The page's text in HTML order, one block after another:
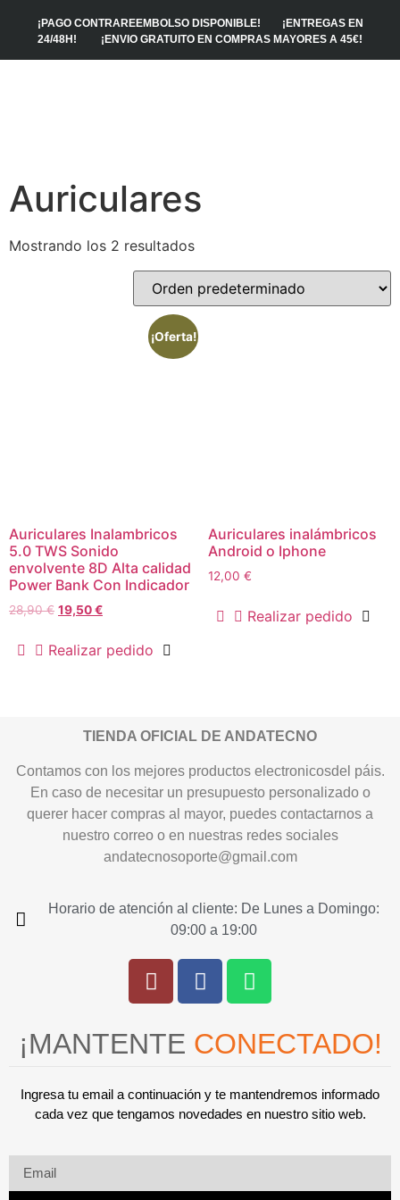
¡PAGO CONTRAREEMBOLSO DISPONIBLE! ¡ENTREGAS EN
24/48H! ¡ENVIO GRATUITO EN COMPRAS MAYORES A 45€!
Auriculares
Mostrando los 2 resultados
¡Oferta!
Auriculares Inalambricos
5.0 TWS Sonido
envolvente 8D Alta calidad
Power Bank Con Indicador
28,90€ 19,50€
Realizar pedido
Auriculares inalámbricos
Android o Iphone
12,00 €
Realizar pedido
TIENDA OFICIAL DE ANDATECNO
Contamos con los mejores productos electronicosdel páis.
En caso de necesitar un presupuesto personalizado o
querer hacer compras al mayor, puedes contactarnos a
nuestro correo o en nuestras redes sociales
andatecnosoporte@gmail.com
Horario de atención al cliente: De Lunes a Domingo:
09:00 a 19:00
¡MANTENTE CONECTADO!
Ingresa tu email a continuación y te mantendremos informado
cada vez que tengamos novedades en nuestro sitio web.